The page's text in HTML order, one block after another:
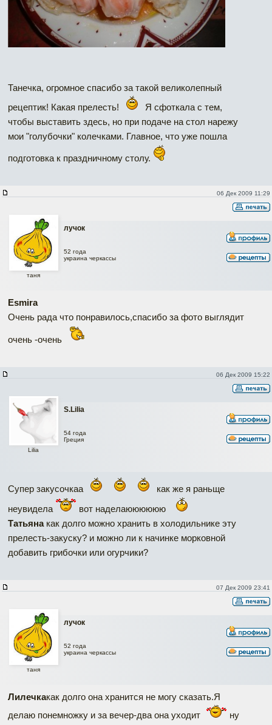
Танечка, огромное спасибо за такой великолепный
рецептик! Какая прелесть!
Я сфоткала с тем,
чтобы выставить здесь, но при подаче на стол нарежу
мои "голубочки" колечками. Главное, что уже пошла
подготовка к праздничному столу.
06 Дек 2009 11:29
лучок
таня
52 года
украина черкассы
Esmira
Очень рада что понравилось,спасибо за фото выглядит
очень -очень
06 Дек 2009 15:22
S.Lilia
Lilia
54 года
Греция
Супер закусочкаа
как же я раньще
неувидела
вот наделаюююююю
Татьянакак долго можно хранить в холодильнике эту
прелесть-закуску? и можно ли к начинке морковной
добавить грибочки или огурчики?
07 Дек 2009 23:41
лучок
таня
52 года
украина черкассы
Лилечкакак долго она хранится не могу сказать.Я
делаю понемножку и за вечер-два она уходит
ну